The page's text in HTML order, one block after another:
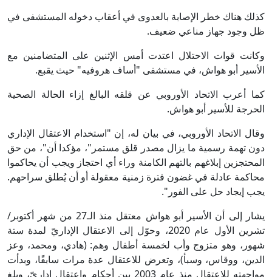
كذلك هناك خطر الإصابة بالعدوى في أعقاب دخوله المستشفى في
ظل وجود جهاز مناعي ضعيف.
وكانت قوات الاحتلال اعتدت أمس الإثنين على المتضامنين مع
الأسير أبو هواش، في مستشفى "أساف هروفيه" حيث يقبع.
كما أعرب الاتحاد الأوروبي عن قلقه البالغ إزاء الحالة الصحية
الحرجة للأسير أبو هواش.
وقال الاتحاد الأوروبي، في بيان له، إن "استخدام الاعتقال الإداري
دون تهمة رسمية ما يزال مصدر قلق مستمر"، مؤكدا أن"، من حق
المحتجزين إبلاغهم بالتهم الكامنة وراء أي احتجاز ويجب أن يحاكموا
محاكمة عادلة في غضون فترة زمنية معقولة أو أن يُطلق سراحهم.
يجب إيجاد حل على الفور".
يشار إلى أن الأسير أبو هواش معتقل منذ الـ27 من شهر أكتوبر/
تشرين الأول عام 2020، وحوّل إلى الاعتقال الإداريّ لمدة ستة
شهور، وهو متزوج وأب لخمسة أطفال وهم: (هادي، ومحمد، وعز
الدين، ووقاس، وسبأ)، وتعرض للاعتقال عدة مرات سابقًا، وبدأت
مواجهته للاعتقال منذ عام 2003 بين أحكام واعتقال إداريّ، وبلغ